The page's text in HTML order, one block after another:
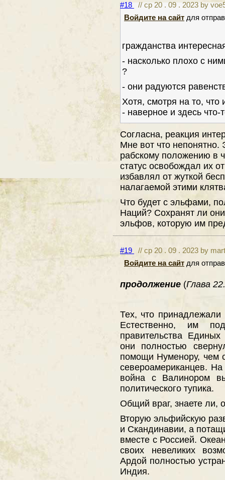
#18// ср 20 . 09 . 2023 by
Войдите на сайт для
гражданства
- насколько плохо с
?
- они радуются
Хотя, смотря на то, что
- наверное и здесь
Согласна, реакция
Мне вот что
рабскому положению в
статус освобождал их
избавлял от жуткой
налагаемой этими
Что будет с эльфами,
Наций? Сохранят ли
эльфов, которую им
#19
// ср 20 . 09 . 2023 by
Войдите на сайт для
продолжение (Глава
Тех, что
Естественно, им
правительства
они полностью
помощи Нуменору, чем
североамериканцев.
война с Валинором
политического тупика.
Общий враг, знаете ли,
Вторую эльфийскую
и Скандинавии, а
вместе с Россией.
своих невеликих
Ардой полностью
Индия.